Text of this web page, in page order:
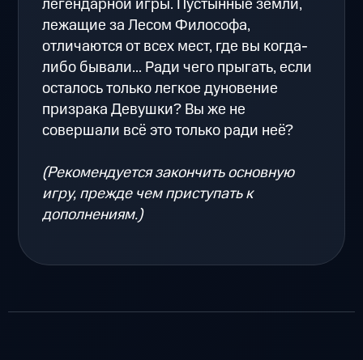
легендарной игры. Пустынные земли,
лежащие за Лесом Философа,
отличаются от всех мест, где вы когда-
либо бывали... Ради чего прыгать, если
осталось только легкое дуновение
призрака Девушки? Вы же не
совершали всё это только ради неё?
(Рекомендуется закончить основную
игру, прежде чем приступать к
дополнениям.)